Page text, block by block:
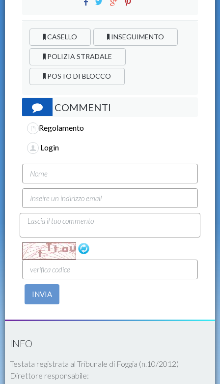
CASELLO INSEGUIMENTO
POLIZIA STRADALE
POSTO DI BLOCCO
COMMENTI
Regolamento
Login
INVIA
INFO
Testata registrata al Tribunale di Foggia (n.10/2012)
Direttore responsabile: